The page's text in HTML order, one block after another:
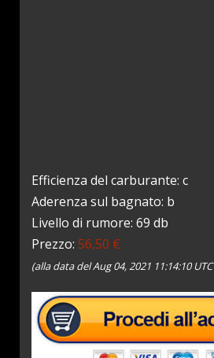
Efficienza del carburante: c
Aderenza sul bagnato: b
Livello di rumore: 69 db
Prezzo:56,50 €
(alla data del Aug 04, 2021 11:14:10